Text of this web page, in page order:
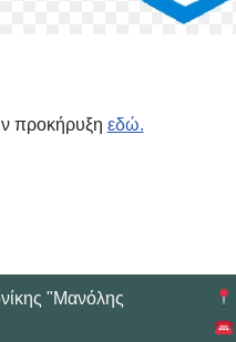
προκήρυξη εδώ.
"Μανόλης